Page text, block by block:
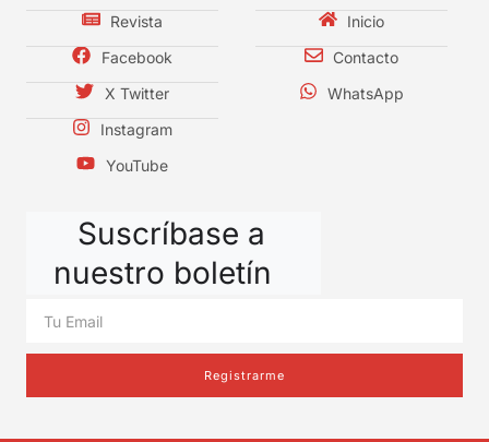
Revista
Facebook
X Twitter
Instagram
YouTube
Inicio
Contacto
WhatsApp
Suscríbase a
nuestro boletín
Registrarme